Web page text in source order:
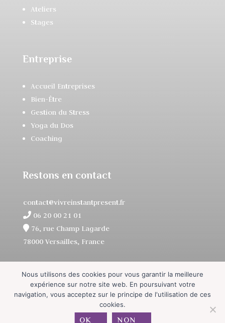
Ateliers
Stages
Entreprise
Accueil Entreprises
Bien-Être
Gestion du Stress
Yoga du Dos
Coaching
Restons en contact
contact@vivreinstantpresent.fr
06 20 00 21 01
76, rue Champ Lagarde
78000 Versailles, France
Nous utilisons des cookies pour vous garantir la meilleure
expérience sur notre site web. En poursuivant votre
navigation, vous acceptez sur le principe de l'utilisation de ces
cookies.
OK NON